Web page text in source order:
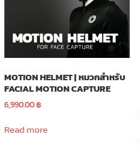
MOTION HELMET | หมวกสำหรับ
FACIAL MOTION CAPTURE
6,990.00฿
Read more